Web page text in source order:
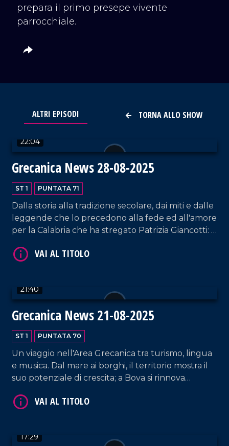
prepara il primo presepe vivente
parrocchiale.
TORNA ALLO SHOW
ALTRI EPISODI
22:04
Grecanica News 28-08-2025
ST 1 PUNTATA 71
Dalla storia alla tradizione secolare, dai miti e dalle
leggende che lo precedono alla fede ed all'amore
per la Calabria che ha stregato Patrizia Giancotti: il
Grecanica News.
21:40
Grecanica News 21-08-2025
ST 1 PUNTATA 70
Un viaggio nell'Area Grecanica tra turismo, lingua
e musica. Dal mare ai borghi, il territorio mostra il
suo potenziale di crescita; a Bova si rinnova
trasmissione generazionale; e i giovani scelgono la
VAI AL TITOLO
17:29
VAI AL TITOLO
VAI AL TITOLO